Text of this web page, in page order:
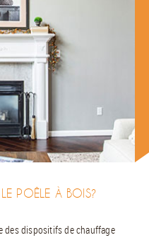
POÊLE À BOIS?
des dispositifs de chauffage